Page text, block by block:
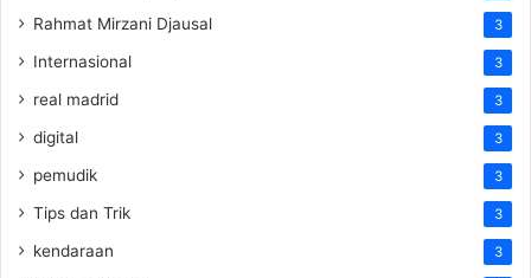
Rahmat Mirzani Djausal 3
Internasional 3
real madrid 3
digital 3
pemudik 3
Tips dan Trik 3
kendaraan 3